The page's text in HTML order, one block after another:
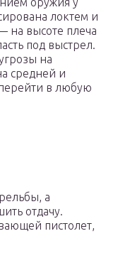
локтем и
на высоте плеча
под выстрел.
на
средней и
в любую
а
отдачу.
пистолет,